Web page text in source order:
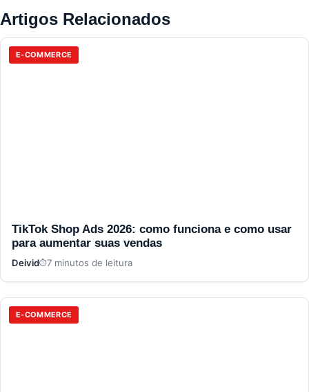
Artigos Relacionados
E-COMMERCE
TikTok Shop Ads 2026: como funciona e como usar
para aumentar suas vendas
Deivid 7 minutos de leitura
E-COMMERCE